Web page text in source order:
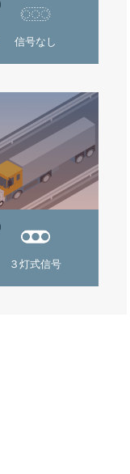
信号なし
３灯式信号